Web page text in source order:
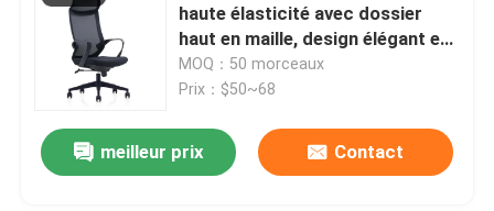
Ensemble de selles de Tableau de barre
haute élasticité avec dossier
haut en maille, design élégant et
support ergonomique
MOQ：50 morceaux
Prix：$50~68
meilleur prix Contact